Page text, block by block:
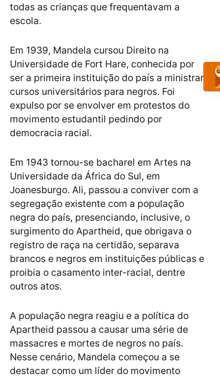
todas as crianças que frequentavam a
escola.
Em 1939, Mandela cursou Direito na
Universidade de Fort Hare, conhecida por
ser a primeira instituição do país a ministrar
cursos universitários para negros. Foi
expulso por se envolver em protestos do
movimento estudantil pedindo por
democracia racial.
Em 1943 tornou-se bacharel em Artes na
Universidade da África do Sul, em
Joanesburgo. Ali, passou a conviver com a
segregação existente com a população
negra do país, presenciando, inclusive, o
surgimento do Apartheid, que obrigava o
registro de raça na certidão, separava
brancos e negros em instituições públicas e
proibia o casamento inter-racial, dentre
outros atos.
A população negra reagiu e a política do
Apartheid passou a causar uma série de
massacres e mortes de negros no país.
Nesse cenário, Mandela começou a se
destacar como um líder do movimento